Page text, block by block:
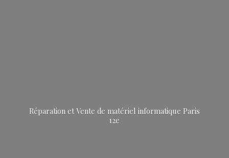
Réparation et Vente de matériel informatique Paris
12e